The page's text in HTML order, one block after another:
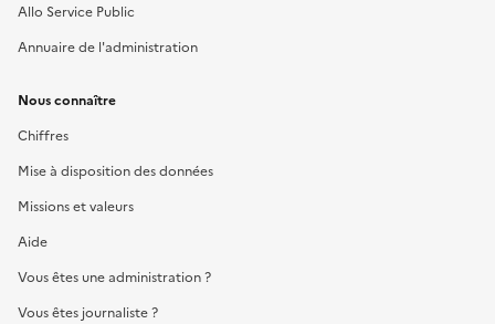
Allo Service Public
Annuaire de l'administration
Nous connaître
Chiffres
Mise à disposition des données
Missions et valeurs
Aide
Vous êtes une administration ?
Vous êtes journaliste ?